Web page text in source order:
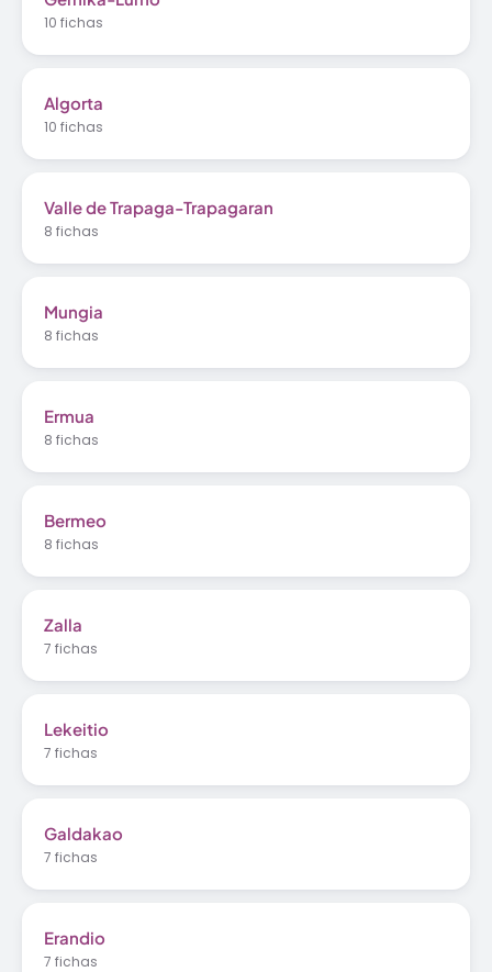
10 fichas
Algorta
10 fichas
Valle de Trapaga-Trapagaran
8 fichas
Mungia
8 fichas
Ermua
8 fichas
Bermeo
8 fichas
Zalla
7 fichas
Lekeitio
7 fichas
Galdakao
7 fichas
Erandio
7 fichas